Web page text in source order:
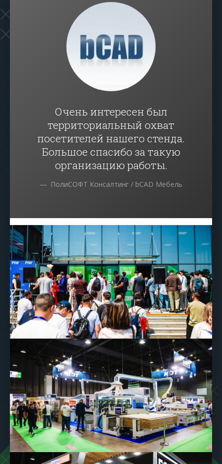
Очень интересен был
территориальный охват
посетителей нашего стенда.
Большое спасибо за такую
организацию работы.
ПолиСОФТ Консалтинг / bCAD Мебель